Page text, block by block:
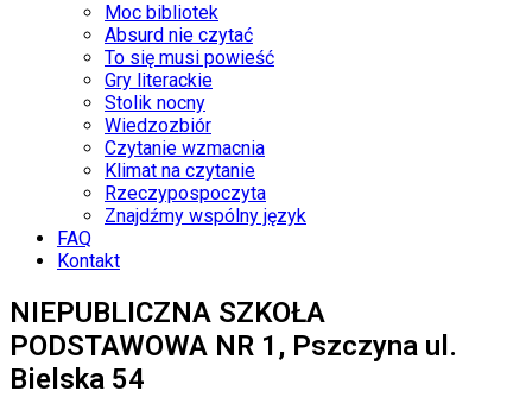
Moc bibliotek
Absurd nie czytać
To się musi powieść
Gry literackie
Stolik nocny
Wiedzozbiór
Czytanie wzmacnia
Klimat na czytanie
Rzeczypospoczyta
Znajdźmy wspólny język
FAQ
Kontakt
NIEPUBLICZNA SZKOŁA
PODSTAWOWA NR 1, Pszczyna ul.
Bielska 54